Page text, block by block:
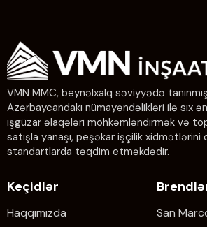
VMN MMC, beynəlxalq səviyyədə
Azərbaycandakı nümayəndəlikləri ilə sıx
işgüzar əlaqələri möhkəmləndirmək və
satışla yanaşı, peşəkar işçilik xidmətlərini
standartlarda təqdim etməkdədir.
Keçidlər
Haqqımızda
San